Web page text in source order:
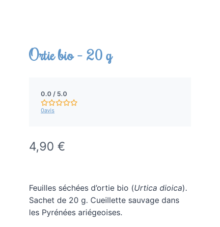
Ortie bio – 20 g
e
0
.
0
0.0 / 5.0
0avis
M
n
t
4,90 €
Feuilles séchées d’ortie bio (Urtica dioica).
Sachet de 20 g. Cueillette sauvage dans
les Pyrénées ariégeoises.